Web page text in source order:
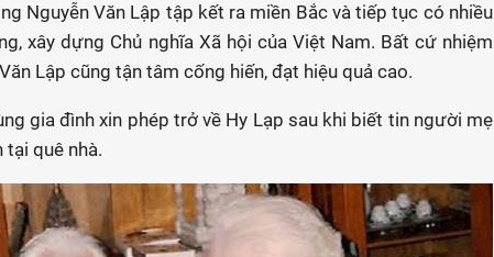
Nguyễn Văn Lập tập kết ra miền Bắc và tiếp tục có nhiều
xây dựng Chủ nghĩa Xã hội của Việt Nam. Bất cứ nhiệm
Lập cũng tận tâm cống hiến, đạt hiệu quả cao.
gia đình xin phép trở về Hy Lạp sau khi biết tin người mẹ
quê nhà.